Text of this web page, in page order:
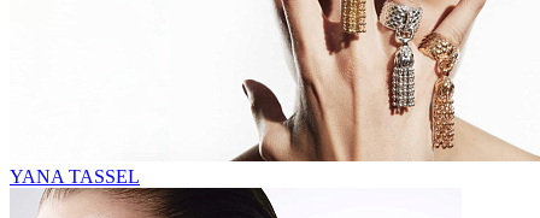
YANA TASSEL